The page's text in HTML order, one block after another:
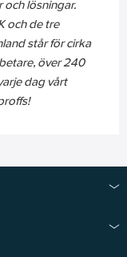
och lösningar.
och de tre
står för cirka
över 240
dag vårt